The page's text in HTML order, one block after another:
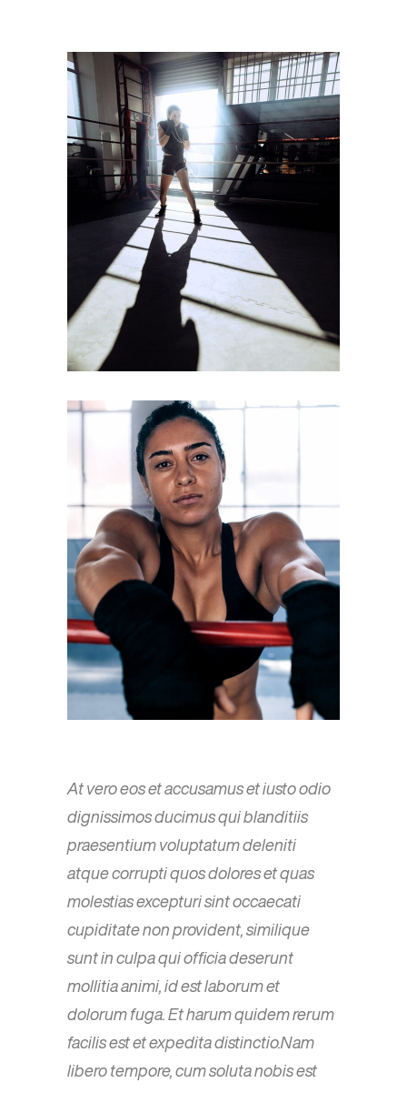
At vero eos et accusamus et iusto odio
dignissimos ducimus qui blanditiis
praesentium voluptatum deleniti
atque corrupti quos dolores et quas
molestias excepturi sint occaecati
cupiditate non provident, similique
sunt in culpa qui officia deserunt
mollitia animi, id est laborum et
dolorum fuga. Et harum quidem rerum
facilis est et expedita distinctio.Nam
libero tempore, cum soluta nobis est